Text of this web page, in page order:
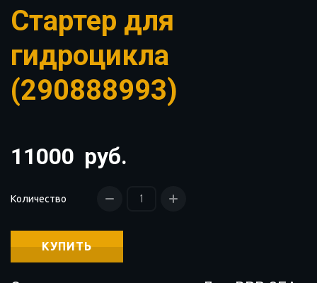
Стартер для
гидроцикла
(290888993)
11000 руб.
Количество
КУПИТЬ